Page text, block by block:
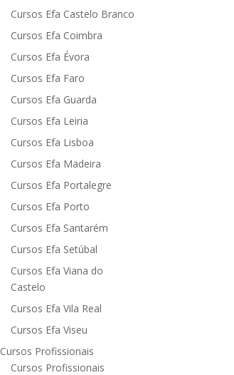
Cursos Efa Castelo Branco
Cursos Efa Coimbra
Cursos Efa Évora
Cursos Efa Faro
Cursos Efa Guarda
Cursos Efa Leiria
Cursos Efa Lisboa
Cursos Efa Madeira
Cursos Efa Portalegre
Cursos Efa Porto
Cursos Efa Santarém
Cursos Efa Setúbal
Cursos Efa Viana do
Castelo
Cursos Efa Vila Real
Cursos Efa Viseu
Cursos Profissionais
Cursos Profissionais